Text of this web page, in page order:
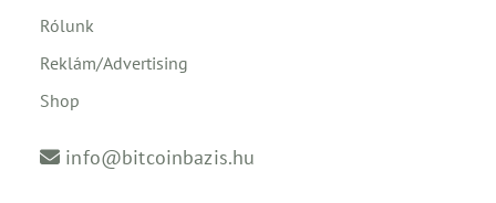
Rólunk
Reklám/Advertising
Shop
info@bitcoinbazis.hu